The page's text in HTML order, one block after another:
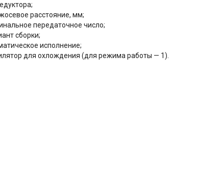
расстояние, мм;
передаточное число;
сборки;
исполнение;
для охлождения (для режима работы — 1).